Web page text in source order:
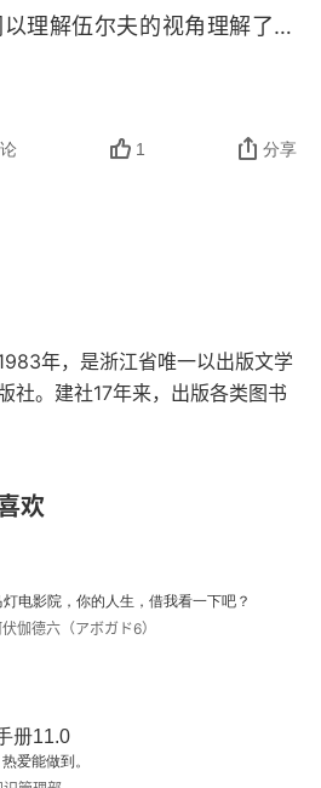
理解伍尔夫的视角理解了一
画的具象画面理解了伍尔夫
那些迷茫困惑的时刻，因为
1 分享
年，是浙江省唯一以出版文学
社。建社17年来，出版各类图书
欢
电影院，你的人生，借我看一下吧？
伽德六（アボガド6）
册11.0
爱能做到。